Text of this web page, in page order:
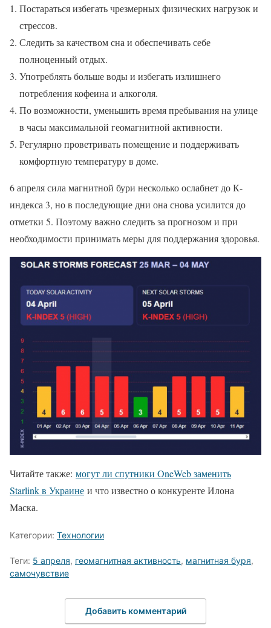
Постараться избегать чрезмерных физических нагрузок и
стрессов.
Следить за качеством сна и обеспечивать себе
полноценный отдых.
Употреблять больше воды и избегать излишнего
потребления кофеина и алкоголя.
По возможности, уменьшить время пребывания на улице
в часы максимальной геомагнитной активности.
Регулярно проветривать помещение и поддерживать
комфортную температуру в доме.
6 апреля сила магнитной бури несколько ослабнет до К-
индекса 3, но в последующие дни она снова усилится до
отметки 5. Поэтому важно следить за прогнозом и при
необходимости принимать меры для поддержания здоровья.
Читайте также: могут ли спутники OneWeb заменить
Starlink в Украине и что известно о конкуренте Илона
Маска.
Категории: Технологии
Теги: 5 апреля, геомагнитная активность, магнитная буря,
самочувствие
Добавить комментарий